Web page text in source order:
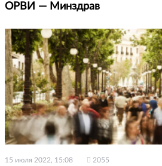
ОРВИ — Минздрав
15 июля 2022, 15:08 2055